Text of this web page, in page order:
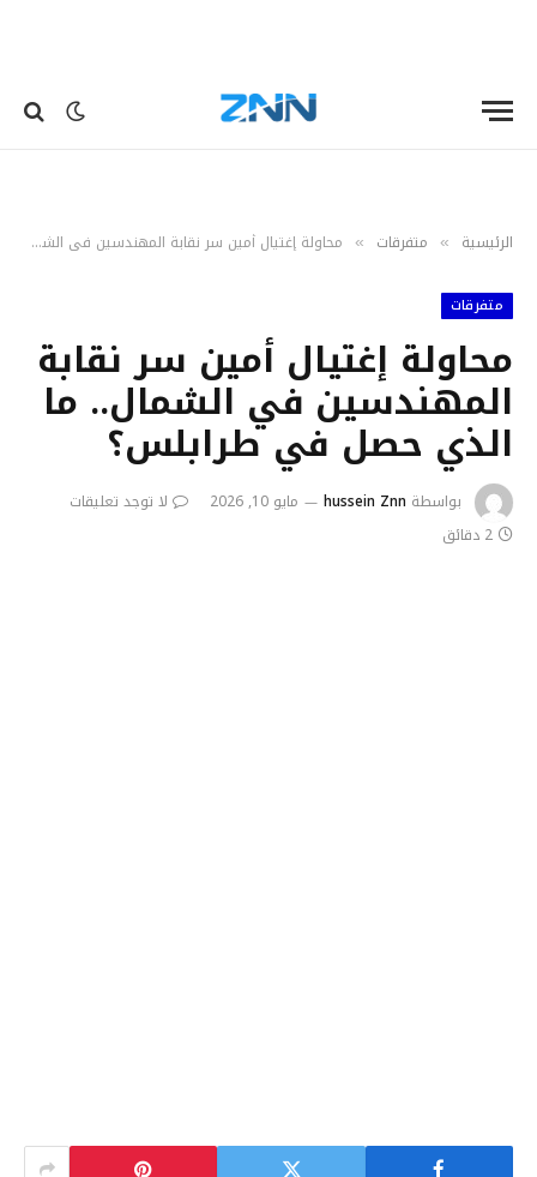
الرئيسية » متفرقات » محاولة إغتيال أمين سر نقابة المهندسين في الشمال.. ما الذي حصل في طرابلس؟
متفرقات
محاولة إغتيال أمين سر نقابة
المهندسين في الشمال.. ما
الذي حصل في طرابلس؟
بواسطة hussein Znn مايو 10, 2026
لا توجد تعليقات
2 دقائق